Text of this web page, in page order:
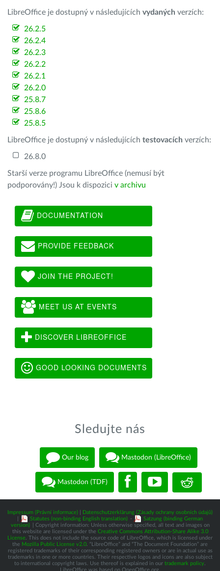
LibreOffice je dostupný v následujících vydaných verzích:
26.2.5
26.2.4
26.2.3
26.2.2
26.2.1
26.2.0
25.8.7
25.8.6
25.8.5
LibreOffice je dostupný v následujících testovacích verzích:
26.8.0
Starší verze programu LibreOffice (nemusí být
podporovány!) Jsou k dispozici v archivu
DOCUMENTATION
PROVIDE FEEDBACK
JOIN THE PROJECT!
MEET US AT EVENTS
DISCOVER LIBREOFFICE
GOOD LOOKING DOCUMENTS
Sledujte nás
Our blog Mastodon (LibreOffice)
Mastodon (TDF)
Impressum (Právní informace)
Datenschutzerklärung (Zásady ochrany osobních údajů)
Statutes (non-binding English translation) -
Satzung (binding German
version)
| Copyright information: Unless otherwise specified, all text and images on
this website are licensed under the Creative Commons Attribution-Share Alike 3.0
License . This does not include the source code of LibreOffice, which is licensed under
the Mozilla Public License v2.0 . “LibreOffice” and “The Document Foundation” are
registered trademarks of their corresponding registered owners or are in actual use as
trademarks in one or more countries. Their respective logos and icons are also subject
to international copyright laws. Use thereof is explained in our trademark policy
LibreOffice was based on OpenOffice.org.